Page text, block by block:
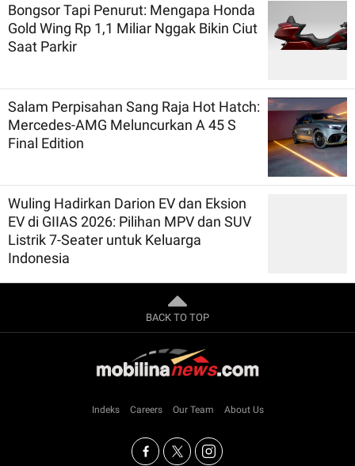
Bongsor Tapi Penurut: Mengapa Honda
Gold Wing Rp 1,1 Miliar Nggak Bikin Ciut
Saat Parkir
Salam Perpisahan Sang Raja Hot Hatch:
Mercedes-AMG Meluncurkan A 45 S
Final Edition
Wuling Hadirkan Darion EV dan Eksion
EV di GIIAS 2026: Pilihan MPV dan SUV
Listrik 7-Seater untuk Keluarga
Indonesia
BACK TO TOP
Indeks Careers Our Team About Us